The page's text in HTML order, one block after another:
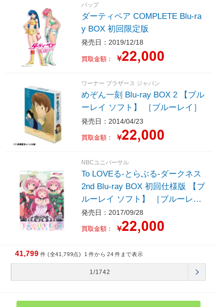
バップ
ダーティペア COMPLETE Blu-ra
y BOX 初回限定版
発売日：2019/12/18
買取金額： ￥
ワーナー ブラザース ジャパン
めぞん一刻 Blu-ray BOX 2 【ブル
ーレイ ソフト】 ［ブルーレイ］
発売日：2014/04/23
買取金額： ￥
NBCユニバーサル
To LOVEる-とらぶる-ダークネス
2nd Blu-ray BOX 初回仕様版 【ブ
ルーレイ ソフト】 ［ブルーレ
イ］
発売日：2017/09/28
買取金額： ￥
41,799 件 (全41,799点) 1 件から 24 件まで表示
1/1742